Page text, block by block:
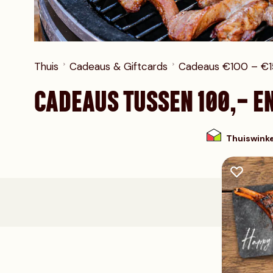
Diamanthaas
Schweine haxe
Varkenswangetjes
Thuis Cadeaus & Giftcards Cadeaus €100 –
CADEAUS TUSSEN 100,-